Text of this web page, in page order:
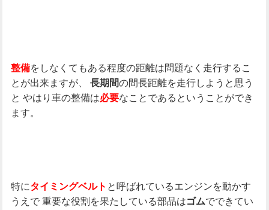
整備をしなくてもある程度の距離は問題なく走行するこ
とが出来ますが、
長期間の間長距離を走行しようと思う
と やはり車の整備は必要なことであるということができ
ます。
特にタイミングベルト と呼ばれているエンジンを動かす
うえで重要な役割を果たしている部品はゴムでできてい